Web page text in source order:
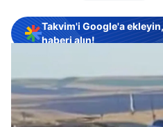
Takvim'i Google'a
haberi alın!